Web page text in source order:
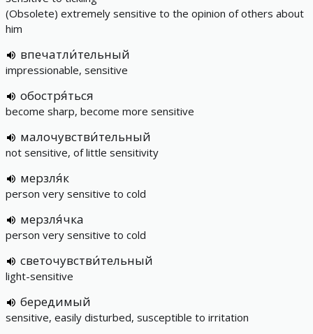
(Obsolete) extremely sensitive to the opinion of others about
him
впечатли́тельный
impressionable, sensitive
обостря́ться
become sharp, become more sensitive
малочувстви́тельный
not sensitive, of little sensitivity
мерзля́к
person very sensitive to cold
мерзля́чка
person very sensitive to cold
светочувстви́тельный
light-sensitive
бередимый
sensitive, easily disturbed, susceptible to irritation